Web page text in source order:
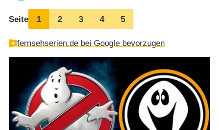
Seite 1 2 3 4 5
fernsehserien.de bei Google bevorzugen